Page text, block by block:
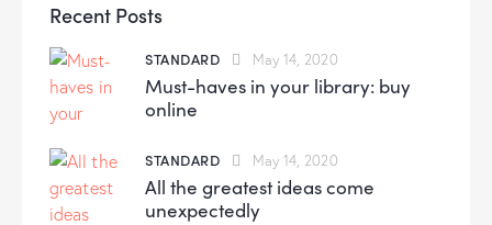
Recent Posts
STANDARD May 14, 2020
Must-haves in your library: buy
online
STANDARD May 14, 2020
All the greatest ideas come
unexpectedly